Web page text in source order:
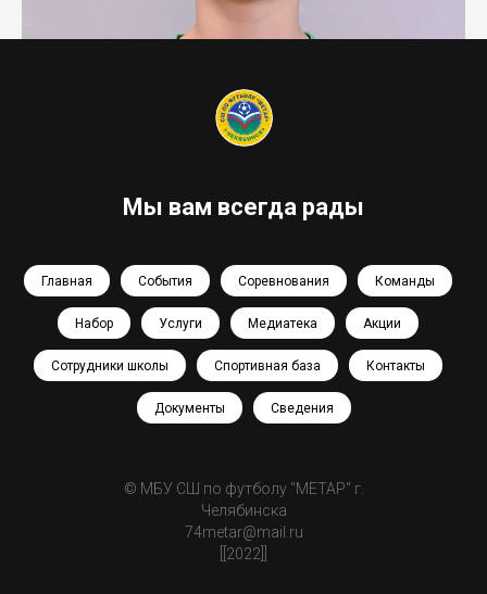
Мы вам всегда рады
Главная События Соревнования Команды
Набор Услуги Медиатека Акции
Сотрудники школы Спортивная база Контакты
Документы Сведения
© МБУ СШ по футболу "МЕТАР" г.
Челябинска
74metar@mail.ru
[[2022]]